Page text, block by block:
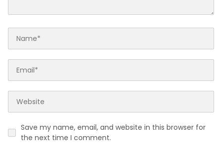
Save my name, email, and website in this browser for
the next time I comment.